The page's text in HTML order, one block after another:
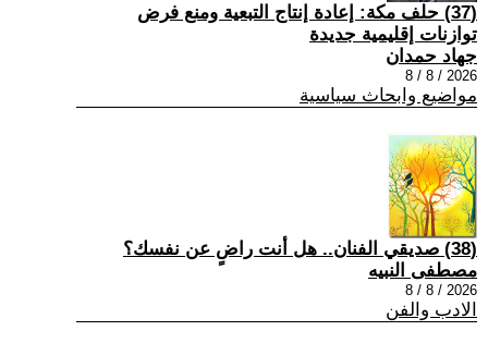
(37) حلف مكة: إعادة إنتاج التبعية ومنع فرض
توازنات إقليمية جديدة
جهاد حمدان
2026 / 8 / 8
مواضيع وابحاث سياسية
(38) صديقي الفنان.. هل أنت راضٍ عن نفسك؟
مصطفى النبيه
2026 / 8 / 8
الادب والفن